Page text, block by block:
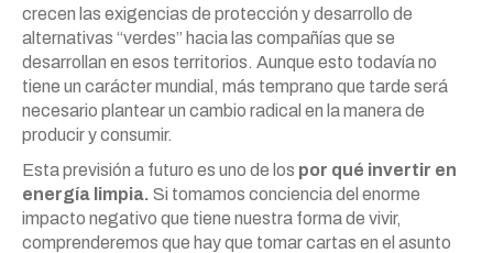
crecen las exigencias de protección y desarrollo de
alternativas “verdes” hacia las compañías que se
desarrollan en esos territorios. Aunque esto todavía no
tiene un carácter mundial, más temprano que tarde será
necesario plantear un cambio radical en la manera de
producir y consumir.
Esta previsión a futuro es uno de los por qué invertir en
energía limpia. Si tomamos conciencia del enorme
impacto negativo que tiene nuestra forma de vivir,
comprenderemos que hay que tomar cartas en el asunto